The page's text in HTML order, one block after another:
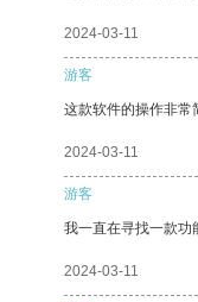
2024-03-11
游客
这款软件的操作非常
2024-03-11
游客
我一直在寻找一款功
2024-03-11